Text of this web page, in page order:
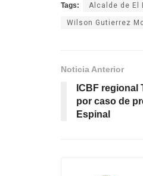
Tags: Alcalde de El
Wilson Gutierrez
Noticia Anterior
ICBF regional
por caso de
Espinal